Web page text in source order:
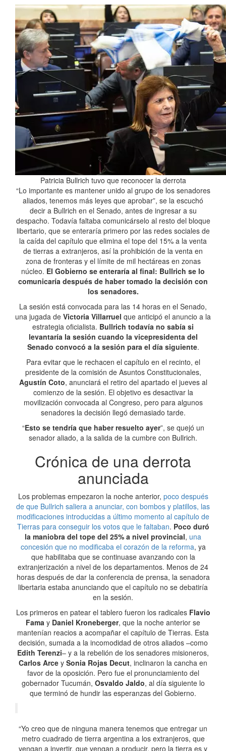
Patricia Bullrich tuvo que reconocer la derrota
“Lo importante es mantener unido al grupo de los senadores
aliados, tenemos más leyes que aprobar”, se la escuchó
decir a Bullrich en el Senado, antes de ingresar a su
despacho. Todavía faltaba comunicárselo al resto del bloque
libertario, que se enteraría primero por las redes sociales de
la caída del capítulo que elimina el tope del 15% a la venta
de tierras a extranjeros, así la prohibición de la venta en
zona de fronteras y el límite de mil hectáreas en zonas
núcleo. El Gobierno se enteraría al final: Bullrich se lo
comunicaría después de haber tomado la decisión con
los senadores.
La sesión está convocada para las 14 horas en el Senado,
una jugada de Victoria Villarruel que anticipó el anuncio a la
estrategia oficialista. Bullrich todavía no sabía si
levantaría la sesión cuando la vicepresidenta del
Senado convocó a la sesión para el día siguiente.
Para evitar que le rechacen el capítulo en el recinto, el
presidente de la comisión de Asuntos Constitucionales,
Agustín Coto, anunciará el retiro del apartado el jueves al
comienzo de la sesión. El objetivo es desactivar la
movilización convocada al Congreso, pero para algunos
senadores la decisión llegó demasiado tarde.
“Esto se tendría que haber resuelto ayer”, se quejó un
senador aliado, a la salida de la cumbre con Bullrich.
Crónica de una derrota
anunciada
Los problemas empezaron la noche anterior, poco después
de que Bullrich saliera a anunciar, con bombos y platillos, las
modificaciones introducidas a último momento al capítulo de
Tierras para conseguir los votos que le faltaban. Poco duró
la maniobra del tope del 25% a nivel provincial, una
concesión que no modificaba el corazón de la reforma, ya
que habilitaba que se continuase avanzando con la
extranjerización a nivel de los departamentos. Menos de 24
horas después de dar la conferencia de prensa, la senadora
libertaria estaba anunciando que el capítulo no se debatiría
en la sesión.
Los primeros en patear el tablero fueron los radicales Flavio
Fama y Daniel Kroneberger, que la noche anterior se
mantenían reacios a acompañar el capítulo de Tierras. Esta
decisión, sumada a la incomodidad de otros aliados –como
Edith Terenzi– y a la rebelión de los senadores misioneros,
Carlos Arce y Sonia Rojas Decut, inclinaron la cancha en
favor de la oposición. Pero fue el pronunciamiento del
gobernador Tucumán, Osvaldo Jaldo, al día siguiente lo
que terminó de hundir las esperanzas del Gobierno.
“Yo creo que de ninguna manera tenemos que entregar un
metro cuadrado de tierra argentina a los extranjeros, que
vengan a invertir, que vengan a producir, pero la tierra es y